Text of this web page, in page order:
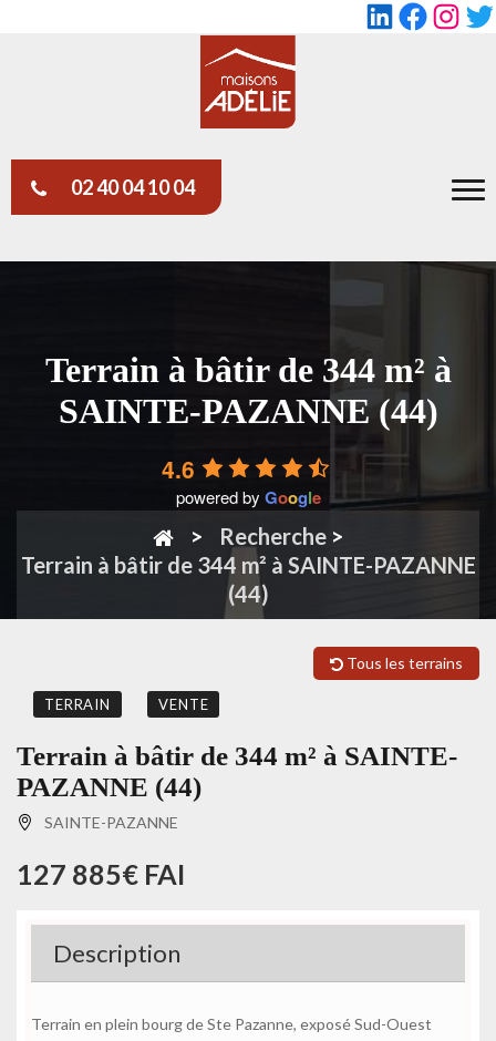
LinkedIn
02 40 04 10 04
Terrain à bâtir de 344 m² à
SAINTE-PAZANNE (44)
4.6
powered by Google
Recherche >
Terrain à bâtir de 344 m² à SAINTE-PAZANNE
(44)
Tous les terrains
TERRAIN VENTE
Terrain à bâtir de 344 m² à SAINTE-
PAZANNE (44)
SAINTE-PAZANNE
127 885€ FAI
Description
Terrain en plein bourg de Ste Pazanne, exposé Sud-Ouest